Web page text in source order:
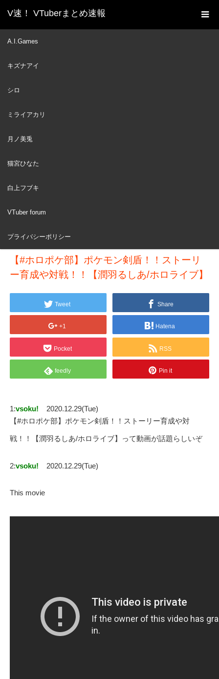
V速！ VTuberまとめ速報
A.I.Games
キズナアイ
シロ
ミライアカリ
月ノ美兎
猫宮ひなた
白上フブキ
VTuber forum
プライバシーポリシー
ホーム
新着動画一覧
ホロライブ】
DEC
【#ホロポケ部】ポケモン剣盾！！ストーリ
ー育成や対戦！！【潤羽るしあ/ホロライブ】
Tweet Share
+1 Hatena
Pocket RSS
feedly Pin it
1:vsoku!
2020.12.29(Tue)
【#ホロポケ部】ポケモン剣盾！！ストーリー育成や対
戦！！【潤羽るしあ/ホロライブ】って動画が話題らしいぞ
2:vsoku! 2020.12.29(Tue)
This movie